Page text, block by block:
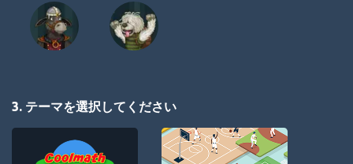
3. テーマを選択してください